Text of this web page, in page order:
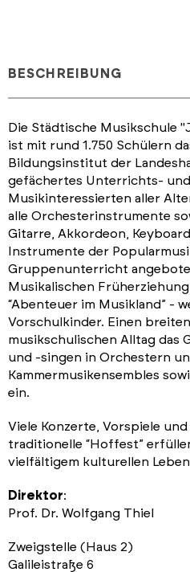
BESCHREIBUNG
Die Städtische Musikschule
ist mit rund 1.750 Schülern
Bildungsinstitut der
gefächertes Unterrichts-
Musikinteressierten aller
alle Orchesterinstrumente
Gitarre, Akkordeon,
Instrumente der
Gruppenunterricht
Musikalischen
“Abenteuer im Musikland” -
Vorschulkinder. Einen
musikschulischen Alltag das
und -singen in Orchestern
Kammermusikensembles
ein.
Viele Konzerte, Vorspiele
traditionelle “Hoffest”
vielfältigem kulturellen
Direktor:
Prof. Dr. Wolfgang Thiel
Zweigstelle (Haus 2)
Galileistraße 6